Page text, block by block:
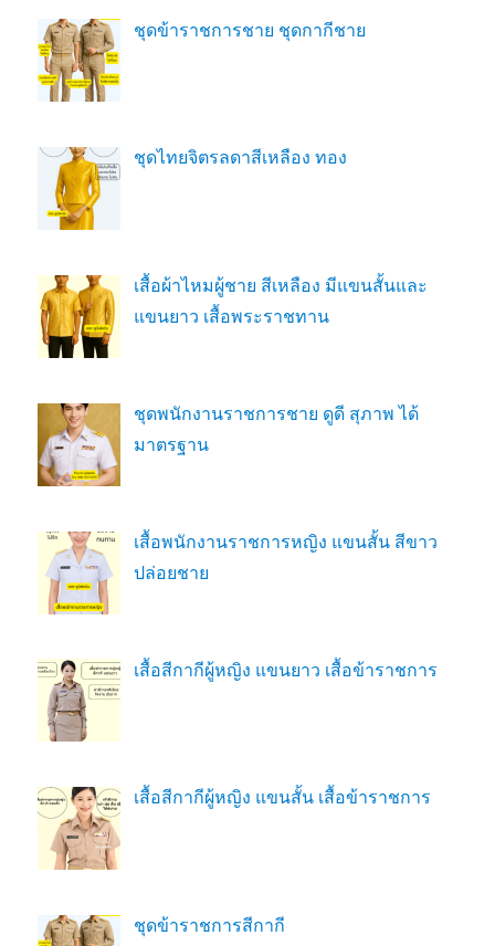
ชุดข้าราชการชาย ชุดกากีชาย
ชุดไทยจิตรลดาสีเหลือง ทอง
เสื้อผ้าไหมผู้ชาย สีเหลือง มีแขนสั้นและ
แขนยาว เสื้อพระราชทาน
ชุดพนักงานราชการชาย ดูดี สุภาพ ได้
มาตรฐาน
เสื้อพนักงานราชการหญิง แขนสั้น สีขาว
ปล่อยชาย
เสื้อสีกากีผู้หญิง แขนยาว เสื้อข้าราชการ
เสื้อสีกากีผู้หญิง แขนสั้น เสื้อข้าราชการ
ชุดข้าราชการสีกากี